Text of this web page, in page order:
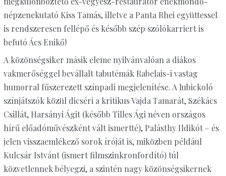
népzenekutató Kiss Tamás, illetve a Panta Rhei együttessel
is rendszeresen fellépő és később szép szólókarriert is
befutó Ács Enikő!
A közönségsiker másik eleme nyilvánvalóan a diákos
vakmerőséggel bevállalt tabutémák Rabelais-i vastag
humorral fűszerezett színpadi megjelenítése. A lubickoló
színjátszók közül dicséri a kritikus Vajda Tamarát, Székács
Csillát, Harsányi Ágit (később Tilles Ági néven országos
hírű előadóművészként vált ismertté), Palásthy Ildikót – és
jelen visszaemlékező sorok íróját is, miközben például
Kulcsár Istvánt (ismert filmszinkronfordító) túl
közvetlennek bélyegzi, a szintén nagy közönségsikernek